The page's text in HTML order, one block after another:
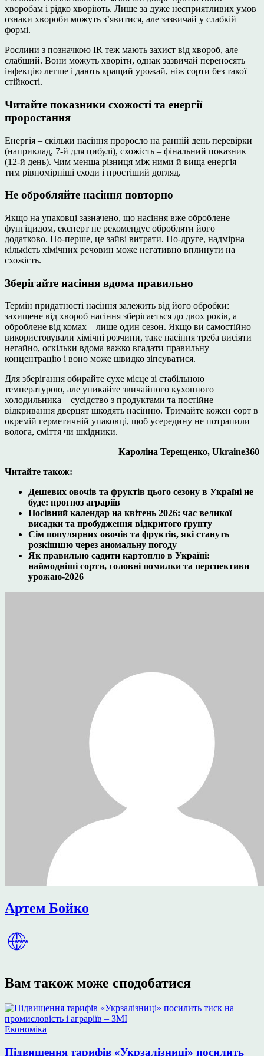
хворобам і рідко хворіють. Лише за дуже несприятливих умов
ознаки хвороби можуть з’явитися, але зазвичай у слабкій
формі.
Рослини з позначкою IR теж мають захист від хвороб, але
слабший. Вони можуть хворіти, однак зазвичай переносять
інфекцію легше і дають кращий урожай, ніж сорти без такої
стійкості.
Читайте показники схожості та енергії
проростання
Енергія – скільки насіння проросло на ранній день перевірки
(наприклад, 7-й для цибулі), схожість – фінальний показник
(12-й день). Чим менша різниця між ними й вища енергія –
тим рівномірніші сходи і простіший догляд.
Не обробляйте насіння повторно
Якщо на упаковці зазначено, що насіння вже оброблене
фунгіцидом, експерт не рекомендує обробляти його
додатково. По-перше, це зайві витрати. По-друге, надмірна
кількість хімічних речовин може негативно вплинути на
схожість.
Зберігайте насіння вдома правильно
Термін придатності насіння залежить від його обробки:
захищене від хвороб насіння зберігається до двох років, а
оброблене від комах – лише один сезон. Якщо ви самостійно
використовували хімічні розчини, таке насіння треба висіяти
негайно, оскільки вдома важко вгадати правильну
концентрацію і воно може швидко зіпсуватися.
Для зберігання обирайте сухе місце зі стабільною
температурою, але уникайте звичайного кухонного
холодильника – сусідство з продуктами та постійне
відкривання дверцят шкодять насінню. Тримайте кожен сорт в
окремій герметичній упаковці, щоб усередину не потрапили
волога, сміття чи шкідники.
Кароліна Терещенко, Ukraine360
Читайте також:
Дешевих овочів та фруктів цього сезону в Україні не
буде: прогноз аграріїв
Посівний календар на квітень 2026: час великої
висадки та пробудження відкритого ґрунту
Сім популярних овочів та фруктів, які стануть
розкішшю через аномальну погоду
Як правильно садити картоплю в Україні:
наймодніші сорти, головні помилки та перспективи
урожаю-2026
Артем Бойко
Вам також може сподобатися
Опублікувати
Економіка
Підвищення тарифів «Укрзалізниці» посилить